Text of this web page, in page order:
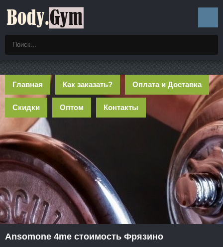
Главная Как заказать? Оплата и Доставка
Скидки Оптом Контакты
Ansomone 4me стоимость Фрязино